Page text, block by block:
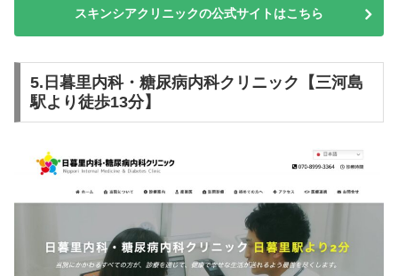
スキンシアクリニックの公式サイトはこちら
5.日暮里内科・糖尿病内科クリニック【三河島
駅より徒歩13分】